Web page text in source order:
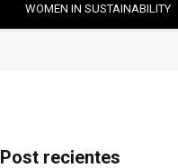
WOMEN IN SUSTAINABILITY
Post recientes